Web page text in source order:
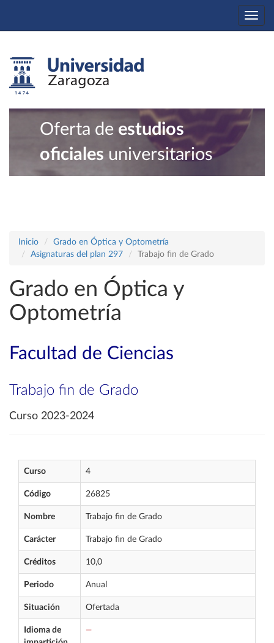
Oferta de estudios
oficiales universitarios
Inicio
Grado en Óptica y Optometría
Asignaturas del plan 297
Trabajo fin de Grado
Grado en Óptica y
Optometría
Facultad de Ciencias
Trabajo fin de Grado
Curso 2023-2024
Curso 4
Código 26825
Nombre Trabajo fin de Grado
Carácter Trabajo fin de Grado
Créditos 10,0
Periodo Anual
Situación Ofertada
Idioma de
—